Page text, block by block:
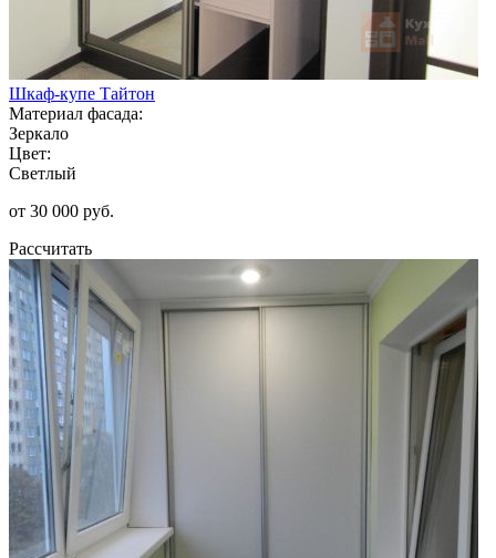
Шкаф-купе Тайтон
Материал фасада:
Зеркало
Цвет:
Светлый
от 30 000 руб.
Рассчитать